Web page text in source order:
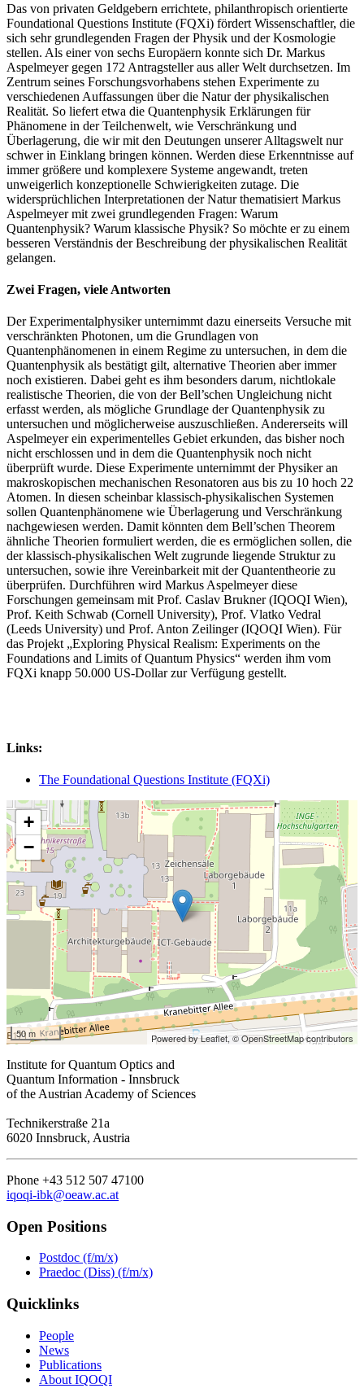
Das von privaten Geldgebern errichtete, philanthropisch orientierte
Foundational Questions Institute (FQXi) fördert Wissenschaftler, die
sich sehr grundlegenden Fragen der Physik und der Kosmologie
stellen. Als einer von sechs Europäern konnte sich Dr. Markus
Aspelmeyer gegen 172 Antragsteller aus aller Welt durchsetzen. Im
Zentrum seines Forschungsvorhabens stehen Experimente zu
verschiedenen Auffassungen über die Natur der physikalischen
Realität. So liefert etwa die Quantenphysik Erklärungen für
Phänomene in der Teilchenwelt, wie Verschränkung und
Überlagerung, die wir mit den Deutungen unserer Alltagswelt nur
schwer in Einklang bringen können. Werden diese Erkenntnisse auf
immer größere und komplexere Systeme angewandt, treten
unweigerlich konzeptionelle Schwierigkeiten zutage. Die
widersprüchlichen Interpretationen der Natur thematisiert Markus
Aspelmeyer mit zwei grundlegenden Fragen: Warum
Quantenphysik? Warum klassische Physik? So möchte er zu einem
besseren Verständnis der Beschreibung der physikalischen Realität
gelangen.
Zwei Fragen, viele Antworten
Der Experimentalphysiker unternimmt dazu einerseits Versuche mit
verschränkten Photonen, um die Grundlagen von
Quantenphänomenen in einem Regime zu untersuchen, in dem die
Quantenphysik als bestätigt gilt, alternative Theorien aber immer
noch existieren. Dabei geht es ihm besonders darum, nichtlokale
realistische Theorien, die von der Bell’schen Ungleichung nicht
erfasst werden, als mögliche Grundlage der Quantenphysik zu
untersuchen und möglicherweise auszuschließen. Andererseits will
Aspelmeyer ein experimentelles Gebiet erkunden, das bisher noch
nicht erschlossen und in dem die Quantenphysik noch nicht
überprüft wurde. Diese Experimente unternimmt der Physiker an
makroskopischen mechanischen Resonatoren aus bis zu 10 hoch 22
Atomen. In diesen scheinbar klassisch-physikalischen Systemen
sollen Quantenphänomene wie Überlagerung und Verschränkung
nachgewiesen werden. Damit könnten dem Bell’schen Theorem
ähnliche Theorien formuliert werden, die es ermöglichen sollen, die
der klassisch-physikalischen Welt zugrunde liegende Struktur zu
untersuchen, sowie ihre Vereinbarkeit mit der Quantentheorie zu
überprüfen. Durchführen wird Markus Aspelmeyer diese
Forschungen gemeinsam mit Prof. Caslav Brukner (IQOQI Wien),
Prof. Keith Schwab (Cornell University), Prof. Vlatko Vedral
(Leeds University) und Prof. Anton Zeilinger (IQOQI Wien). Für
das Projekt „Exploring Physical Realism: Experiments on the
Foundations and Limits of Quantum Physics“ werden ihm vom
FQXi knapp 50.000 US-Dollar zur Verfügung gestellt.
Links:
The Foundational Questions Institute (FQXi)
+
−
50 m Powered by Leaflet,© OpenStreetMap contributors
Institute for Quantum Optics and
Quantum Information - Innsbruck
of the Austrian Academy of Sciences
Technikerstraße 21a
6020 Innsbruck, Austria
Phone +43 512 507 47100
iqoqi-ibk@oeaw.ac.at
Open Positions
Postdoc (f/m/x)
Praedoc (Diss) (f/m/x)
Quicklinks
People
News
Publications
About IQOQI